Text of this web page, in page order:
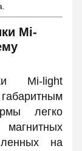
Mi-
Mi-light
легко
магнитных
на